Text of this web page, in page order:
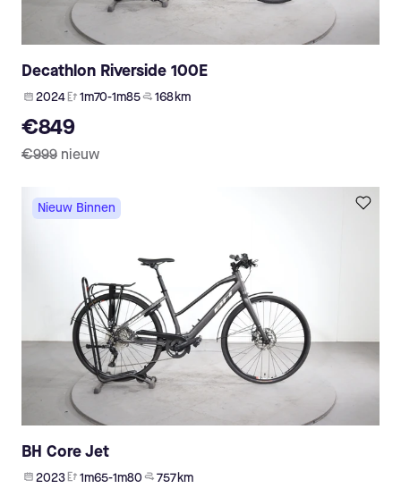
Decathlon Riverside 100E
2024 1m70-1m85 168 km
€849
€999 nieuw
Nieuw Binnen
BH Core Jet
2023 1m65-1m80 757 km